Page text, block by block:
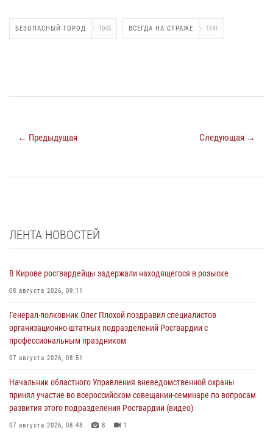
БЕЗОПАСНЫЙ ГОРОД 1045 ВСЕГДА НА СТРАЖЕ 1141
← Предыдущая Следующая →
ЛЕНТА НОВОСТЕЙ
В Кирове росгвардейцы задержали находящегося в розыске
08 августа 2026, 09:11
Генерал-полковник Олег Плохой поздравил специалистов
организационно-штатных подразделений Росгвардии с
профессиональным праздником
07 августа 2026, 08:51
Начальник областного Управления вневедомственной охраны
принял участие во всероссийском совещании-семинаре по вопросам
развития этого подразделения Росгвардии (видео)
07 августа 2026, 08:48 8 1